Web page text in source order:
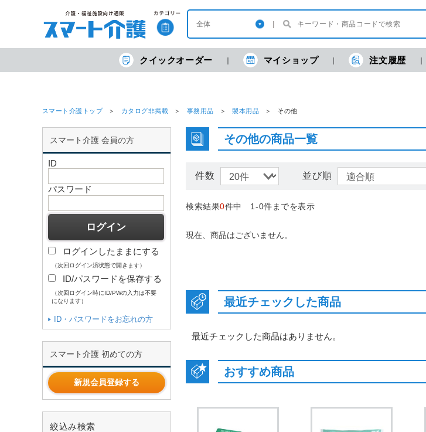
クイックオーダー マイショップ 注文履歴
スマート介護トップ カタログ非掲載 事務用品 製本用品 その他
スマート介護 会員の方
ID
パスワード
ログインしたままにする
（次回ログイン済状態で開きます）
ID/パスワードを保存する
（次回ログイン時にID/PWの入力は不要
になります）
ID・パスワードをお忘れの方
スマート介護 初めての方
新規会員登録する
絞込み検索
その他の商品一覧
件数 並び順
検索結果0件中 1-0件までを表示
現在、商品はございません。
最近チェックした商品
最近チェックした商品はありません。
おすすめ商品